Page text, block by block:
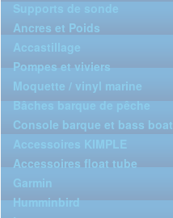
Ancres et Poids
Accastillage
Pompes et viviers
Moquette / vinyl marine
Bâches barque de pêche
Console barque et bass boat
Accessoires KIMPLE
Accessoires float tube
Garmin
Humminbird